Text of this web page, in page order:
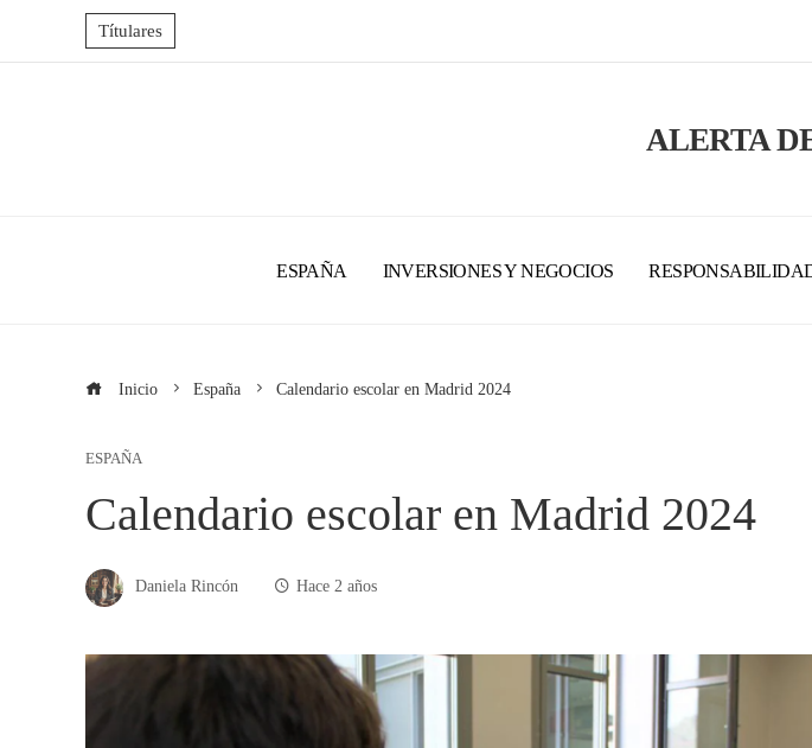
Títulares
ALERTA
ESPAÑA INVERSIONES Y NEGOCIOS
Inicio España Calendario escolar en Madrid 2024
ESPAÑA
Calendario escolar en Madrid 2024
Daniela Rincón Hace 2 años